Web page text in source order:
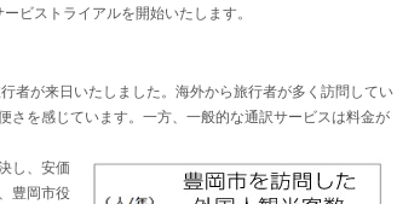
ビストライアルを開始いたします。
者が来日いたしました。海外から旅行者が多く訪問してい
さを感じています。一方、一般的な通訳サービスは料金が
し、安価
豊岡市役